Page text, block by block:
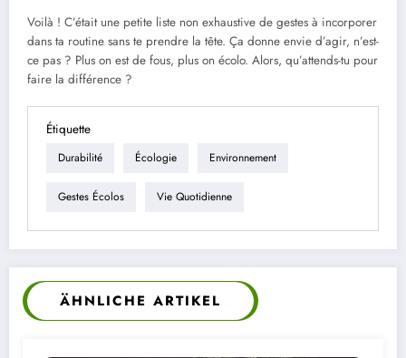
Voilà ! C’était une petite liste non exhaustive de gestes à incorporer
dans ta routine sans te prendre la tête. Ça donne envie d’agir, n’est-
ce pas ? Plus on est de fous, plus on écolo. Alors, qu’attends-tu pour
faire la différence ?
Étiquette
Durabilité Écologie Environnement
Gestes Écolos Vie Quotidienne
ÄHNLICHE ARTIKEL